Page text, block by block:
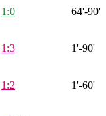
1:0 64'-90'
1:3 1'-90'
1:2 1'-60'